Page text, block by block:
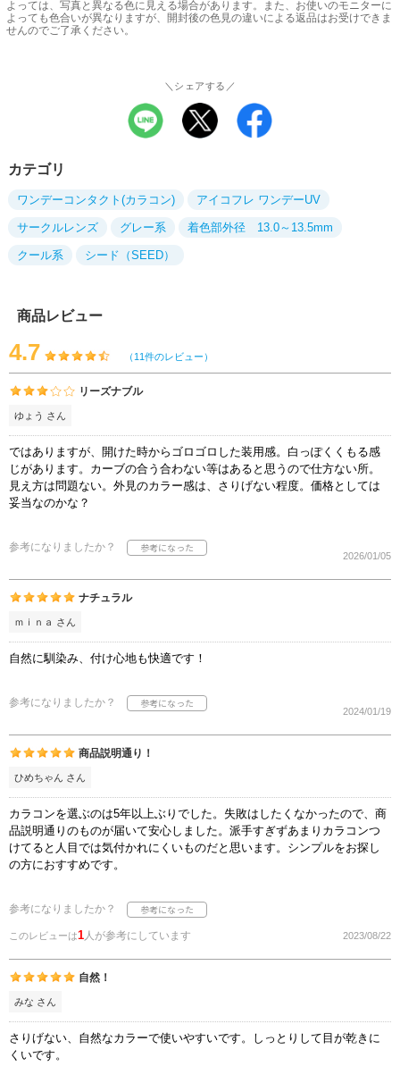
よっては、写真と異なる色に見える場合があります。また、お使いのモニターに
よっても色合いが異なりますが、開封後の色見の違いによる返品はお受けできま
せんのでご了承ください。
＼シェアする／
カテゴリ
ワンデーコンタクト(カラコン) アイコフレ ワンデーUV
サークルレンズ グレー系 着色部外径 13.0～13.5mm
クール系 シード（SEED）
商品レビュー
4.7 （11件のレビュー）
リーズナブル
ゆょう さん
ではありますが、開けた時からゴロゴロした装用感。白っぽくくもる感
じがあります。カーブの合う合わない等はあると思うので仕方ない所。
見え方は問題ない。外見のカラー感は、さりげない程度。価格としては
妥当なのかな？
参考になりましたか？
2026/01/05
ナチュラル
ｍｉｎａ さん
自然に馴染み、付け心地も快適です！
参考になりましたか？
2024/01/19
商品説明通り！
ひめちゃん さん
カラコンを選ぶのは5年以上ぶりでした。失敗はしたくなかったので、商
品説明通りのものが届いて安心しました。派手すぎずあまりカラコンつ
けてると人目では気付かれにくいものだと思います。シンプルをお探し
の方におすすめです。
参考になりましたか？
このレビューは1人が参考にしています 2023/08/22
自然！
みな さん
さりげない、自然なカラーで使いやすいです。しっとりして目が乾きに
くいです。